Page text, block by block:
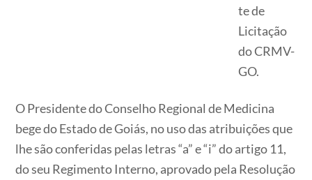
te de
Licitação
do CRMV-
GO.
O Presidente do Conselho Regional de Medicina
bege do Estado de Goiás, no uso das atribuições que
lhe são conferidas pelas letras “a” e “i” do artigo 11,
do seu Regimento Interno, aprovado pela Resolução